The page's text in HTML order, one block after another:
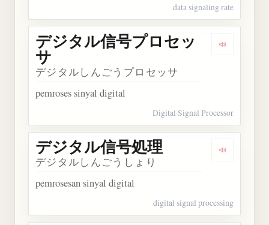
data signaling rate
Dengarkan
デジタル信号プロセッ
サ
デジタルしんごうプロセッサ
pemroses sinyal digital
Digital Signal Processor
Dengarkan
デジタル信号処理
デジタルしんごうしょり
pemrosesan sinyal digital
digital signal processing